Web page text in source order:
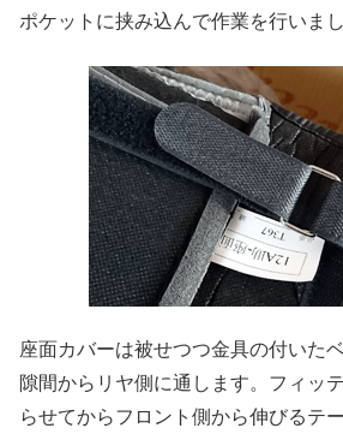
ポケットに挟み込んで作業を行いまし
座面カバーは被せつつ金具の付いた
隙間からリヤ側に通します。フィッ
らせてからフロント側から伸びるテ